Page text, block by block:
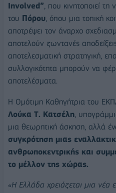
Involved” , που κινητοποιεί
του Πόρου , όπου μια τοπική
αποτρέψει τον άναρχο
αποτελούν ζωντανές
αποτελεσματική στρατηγική,
συλλογικότητα μπορούν να
αποτελέσματα.
Η Ομότιμη Καθηγήτρια του
Λούκα Τ. Κατσέλη ,
μια θεωρητική άσκηση, αλλά
συγκρότηση μιας
ανθρωποκεντρικής και
το μέλλον της χώρας.
«Η Ελλάδα χρειάζεται μια νέα